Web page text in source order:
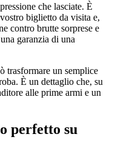
che lasciate. È
biglietto da visita e,
contro brutte sorprese e
garanzia di una
trasformare un semplice
È un dettaglio che, su
alle prime armi e un
perfetto su